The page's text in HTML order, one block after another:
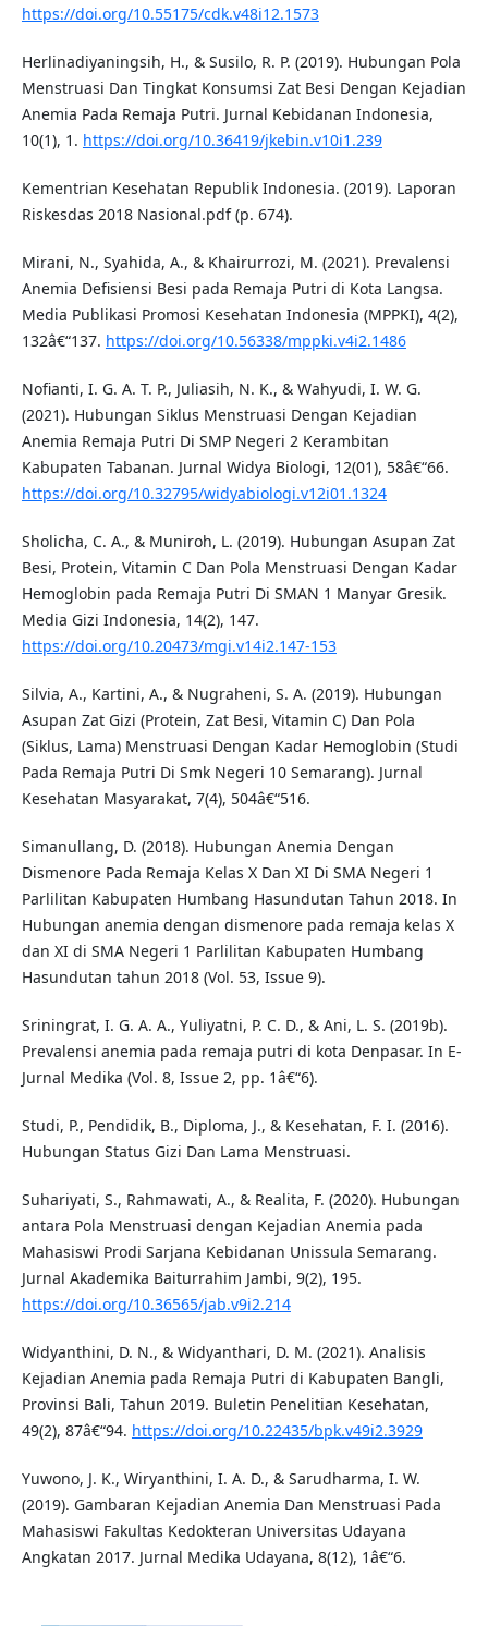
https://doi.org/10.55175/cdk.v48i12.1573
Herlinadiyaningsih, H., & Susilo, R. P. (2019). Hubungan Pola
Menstruasi Dan Tingkat Konsumsi Zat Besi Dengan Kejadian
Anemia Pada Remaja Putri. Jurnal Kebidanan Indonesia,
10(1), 1. https://doi.org/10.36419/jkebin.v10i1.239
Kementrian Kesehatan Republik Indonesia. (2019). Laporan
Riskesdas 2018 Nasional.pdf (p. 674).
Mirani, N., Syahida, A., & Khairurrozi, M. (2021). Prevalensi
Anemia Defisiensi Besi pada Remaja Putri di Kota Langsa.
Media Publikasi Promosi Kesehatan Indonesia (MPPKI), 4(2),
132â€“137. https://doi.org/10.56338/mppki.v4i2.1486
Nofianti, I. G. A. T. P., Juliasih, N. K., & Wahyudi, I. W. G.
(2021). Hubungan Siklus Menstruasi Dengan Kejadian
Anemia Remaja Putri Di SMP Negeri 2 Kerambitan
Kabupaten Tabanan. Jurnal Widya Biologi, 12(01), 58â€“66.
https://doi.org/10.32795/widyabiologi.v12i01.1324
Sholicha, C. A., & Muniroh, L. (2019). Hubungan Asupan Zat
Besi, Protein, Vitamin C Dan Pola Menstruasi Dengan Kadar
Hemoglobin pada Remaja Putri Di SMAN 1 Manyar Gresik.
Media Gizi Indonesia, 14(2), 147.
https://doi.org/10.20473/mgi.v14i2.147-153
Silvia, A., Kartini, A., & Nugraheni, S. A. (2019). Hubungan
Asupan Zat Gizi (Protein, Zat Besi, Vitamin C) Dan Pola
(Siklus, Lama) Menstruasi Dengan Kadar Hemoglobin (Studi
Pada Remaja Putri Di Smk Negeri 10 Semarang). Jurnal
Kesehatan Masyarakat, 7(4), 504â€“516.
Simanullang, D. (2018). Hubungan Anemia Dengan
Dismenore Pada Remaja Kelas X Dan XI Di SMA Negeri 1
Parlilitan Kabupaten Humbang Hasundutan Tahun 2018. In
Hubungan anemia dengan dismenore pada remaja kelas X
dan XI di SMA Negeri 1 Parlilitan Kabupaten Humbang
Hasundutan tahun 2018 (Vol. 53, Issue 9).
Sriningrat, I. G. A. A., Yuliyatni, P. C. D., & Ani, L. S. (2019b).
Prevalensi anemia pada remaja putri di kota Denpasar. In E-
Jurnal Medika (Vol. 8, Issue 2, pp. 1â€“6).
Studi, P., Pendidik, B., Diploma, J., & Kesehatan, F. I. (2016).
Hubungan Status Gizi Dan Lama Menstruasi.
Suhariyati, S., Rahmawati, A., & Realita, F. (2020). Hubungan
antara Pola Menstruasi dengan Kejadian Anemia pada
Mahasiswi Prodi Sarjana Kebidanan Unissula Semarang.
Jurnal Akademika Baiturrahim Jambi, 9(2), 195.
https://doi.org/10.36565/jab.v9i2.214
Widyanthini, D. N., & Widyanthari, D. M. (2021). Analisis
Kejadian Anemia pada Remaja Putri di Kabupaten Bangli,
Provinsi Bali, Tahun 2019. Buletin Penelitian Kesehatan,
49(2), 87â€“94. https://doi.org/10.22435/bpk.v49i2.3929
Yuwono, J. K., Wiryanthini, I. A. D., & Sarudharma, I. W.
(2019). Gambaran Kejadian Anemia Dan Menstruasi Pada
Mahasiswi Fakultas Kedokteran Universitas Udayana
Angkatan 2017. Jurnal Medika Udayana, 8(12), 1â€“6.